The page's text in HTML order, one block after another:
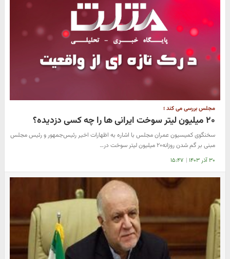
مجلس بررسی می کند ؛
۲۰ میلیون لیتر سوخت ایرانی ها را چه کسی دزدیده؟
سخنگوی کمیسیون عمران مجلس با اشاره به اظهارات اخیر رئیس‌جمهور و رئیس مجلس
مبنی بر گم شدن روزانه۲۰ میلیون لیتر سوخت در…
۳۰ آذر ۱۴۰۳ | ۱۵:۴۷